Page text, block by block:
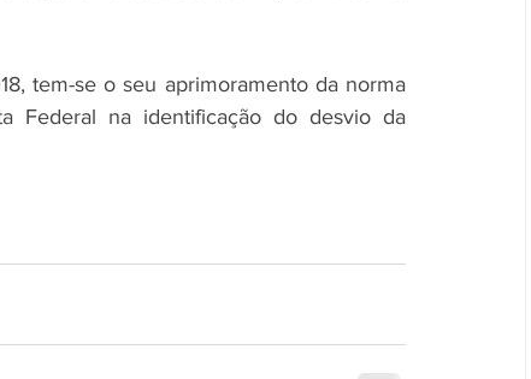
tem-se o seu aprimoramento da norma
Federal na identificação do desvio da